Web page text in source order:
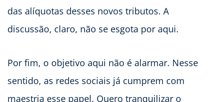
das alíquotas desses novos tributos. A
discussão, claro, não se esgota por aqui.
Por fim, o objetivo aqui não é alarmar. Nesse
sentido, as redes sociais já cumprem com
maestria esse papel. Quero tranquilizar o